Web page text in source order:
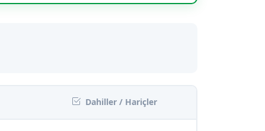
Dahiller / Hariçler